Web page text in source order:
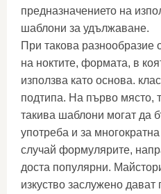
предназначението на
шаблони за удължаване.
При такова
на ноктите, формата, в
използва като основа.
подтипа. На първо място,
такива шаблони могат да
употреба и за
случай формулярите,
доста популярни.
изкуство заслужено